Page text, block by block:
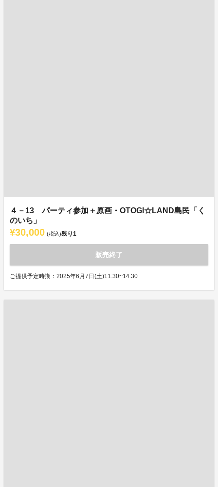
４－13 パーティ参加＋原画・OTOGI☆LAND島民「く
のいち」
¥30,000 (税込)残り1
販売終了
ご提供予定時期：2025年6月7日(土)11:30~14:30